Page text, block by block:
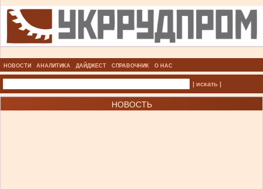
НОВОСТИ АНАЛИТИКА ДАЙДЖЕСТ СПРАВОЧНИК О НАС
| искать |
НОВОСТЬ